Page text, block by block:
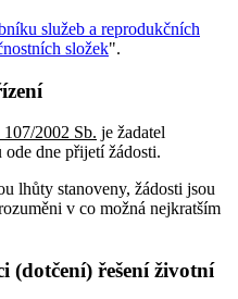
služeb a reprodukčních
složek".
107/2002 Sb. je žadatel
dne přijetí žádosti.
lhůty stanoveny, žádosti jsou
v co možná nejkratším
(dotčení) řešení životní